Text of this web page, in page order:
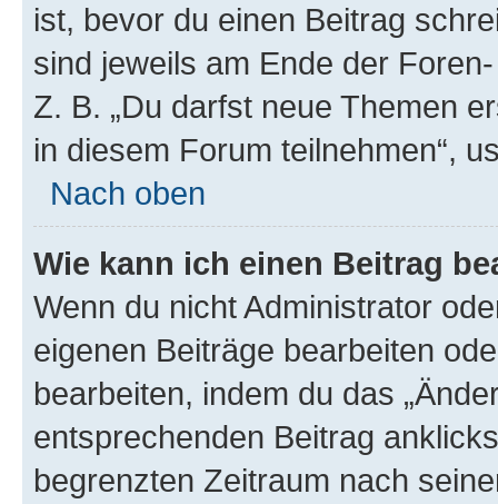
ist, bevor du einen Beitrag
sind jeweils am Ende der
Z. B. „Du darfst neue Themen
in diesem Forum teilnehmen“,
Nach oben
Wie kann ich einen Beitrag
Wenn du nicht Administrator
eigenen Beiträge bearbeiten
bearbeiten, indem du das
entsprechenden Beitrag
begrenzten Zeitraum nach